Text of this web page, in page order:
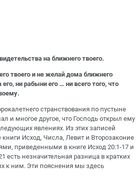
на ближнего твоего.
твоего и не желай дома ближнего
его, ни рабыни его … ни всего того, что
странствования по пустыне
и многое другое, что Господь открыл ему
явлениях. Из этих записей
Исход, Числа, Левит и Второзаконие
приведенными в книге Исход 20:1-17 и
есть незначительная разница в кратких
к ним. Эти пояснения мы здесь